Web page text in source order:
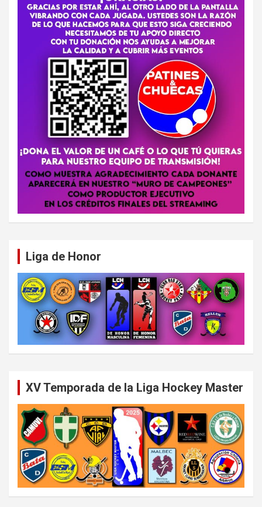
Liga de Honor
XV Temporada de la Liga Hockey Master